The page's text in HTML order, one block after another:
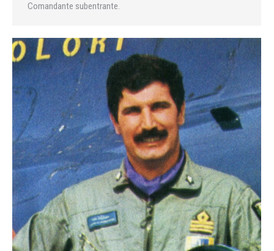
Comandante subentrante.